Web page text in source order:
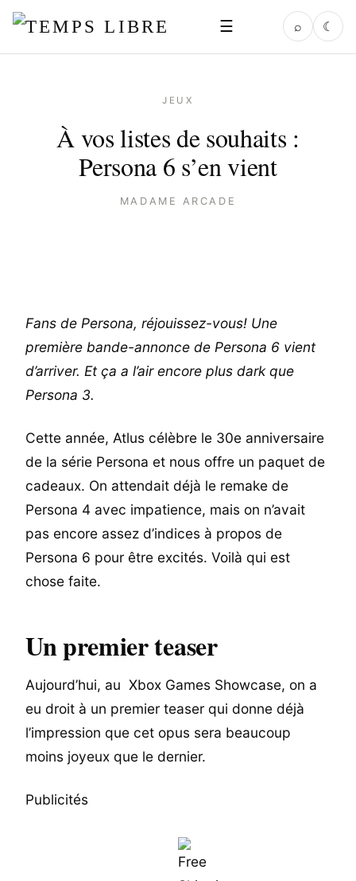
☰ ⌕ ☾
JEUX
À vos listes de souhaits :
Persona 6 s’en vient
MADAME ARCADE
Fans de Persona, réjouissez-vous! Une
première bande-annonce de Persona 6 vient
d’arriver. Et ça a l’air encore plus dark que
Persona 3.
Cette année, Atlus célèbre le 30e anniversaire
de la série Persona et nous offre un paquet de
cadeaux. On attendait déjà le remake de
Persona 4 avec impatience, mais on n’avait
pas encore assez d’indices à propos de
Persona 6 pour être excités. Voilà qui est
chose faite.
Un premier teaser
Aujourd’hui, au Xbox Games Showcase, on a
eu droit à un premier teaser qui donne déjà
l’impression que cet opus sera beaucoup
moins joyeux que le dernier.
Publicités